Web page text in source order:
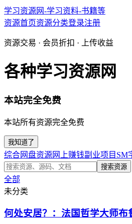
学习资源网-学习资料-书籍等
资源首页资源分类登录注册
资源交易 · 会员折扣 · 上传收益
各种学习资源网
本站完全免费
本站所有资源完全免费
我知道了
综合网盘资源 网上赚钱副业项目 SM
搜索资源
全部
未分类
何处安居？：法国哲学大师